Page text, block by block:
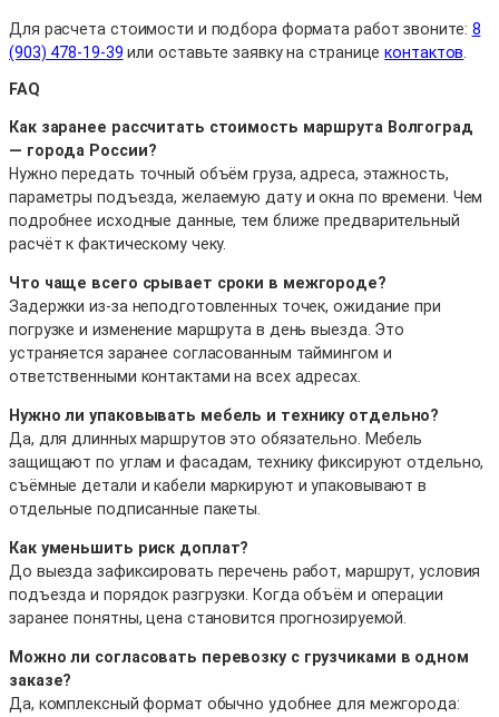
Для расчета стоимости и подбора формата работ звоните: 8
(903) 478-19-39 или оставьте заявку на страницеконтактов
FAQ
Как заранее рассчитать стоимость маршрута Волгоград
— города России?
Нужно передать точный объём груза, адреса, этажность,
параметры подъезда, желаемую дату и окна по времени. Чем
подробнее исходные данные, тем ближе предварительный
расчёт к фактическому чеку.
Что чаще всего срывает сроки в межгороде?
Задержки из-за неподготовленных точек, ожидание при
погрузке и изменение маршрута в день выезда. Это
устраняется заранее согласованным таймингом и
ответственными контактами на всех адресах.
Нужно ли упаковывать мебель и технику отдельно?
Да, для длинных маршрутов это обязательно. Мебель
защищают по углам и фасадам, технику фиксируют отдельно,
съёмные детали и кабели маркируют и упаковывают в
отдельные подписанные пакеты.
Как уменьшить риск доплат?
До выезда зафиксировать перечень работ, маршрут, условия
подъезда и порядок разгрузки. Когда объём и операции
заранее понятны, цена становится прогнозируемой.
Можно ли согласовать перевозку с грузчиками в одном
заказе?
Да, комплексный формат обычно удобнее для межгорода: